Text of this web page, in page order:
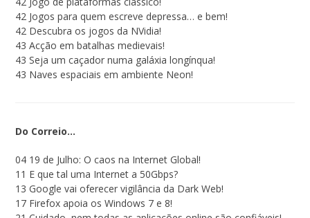
42 Jogos para quem escreve depressa… e bem!
42 Descubra os jogos da NVidia!
43 Acção em batalhas medievais!
43 Seja um caçador numa galáxia longínqua!
43 Naves espaciais em ambiente Neon!
Do Correio…
04 19 de Julho: O caos na Internet Global!
11 E que tal uma Internet a 50Gbps?
13 Google vai oferecer vigilância da Dark Web!
17 Firefox apoia os Windows 7 e 8!